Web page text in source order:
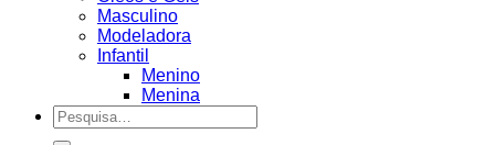
Masculino
Modeladora
Infantil
Menino
Menina
Pesquisar
por: